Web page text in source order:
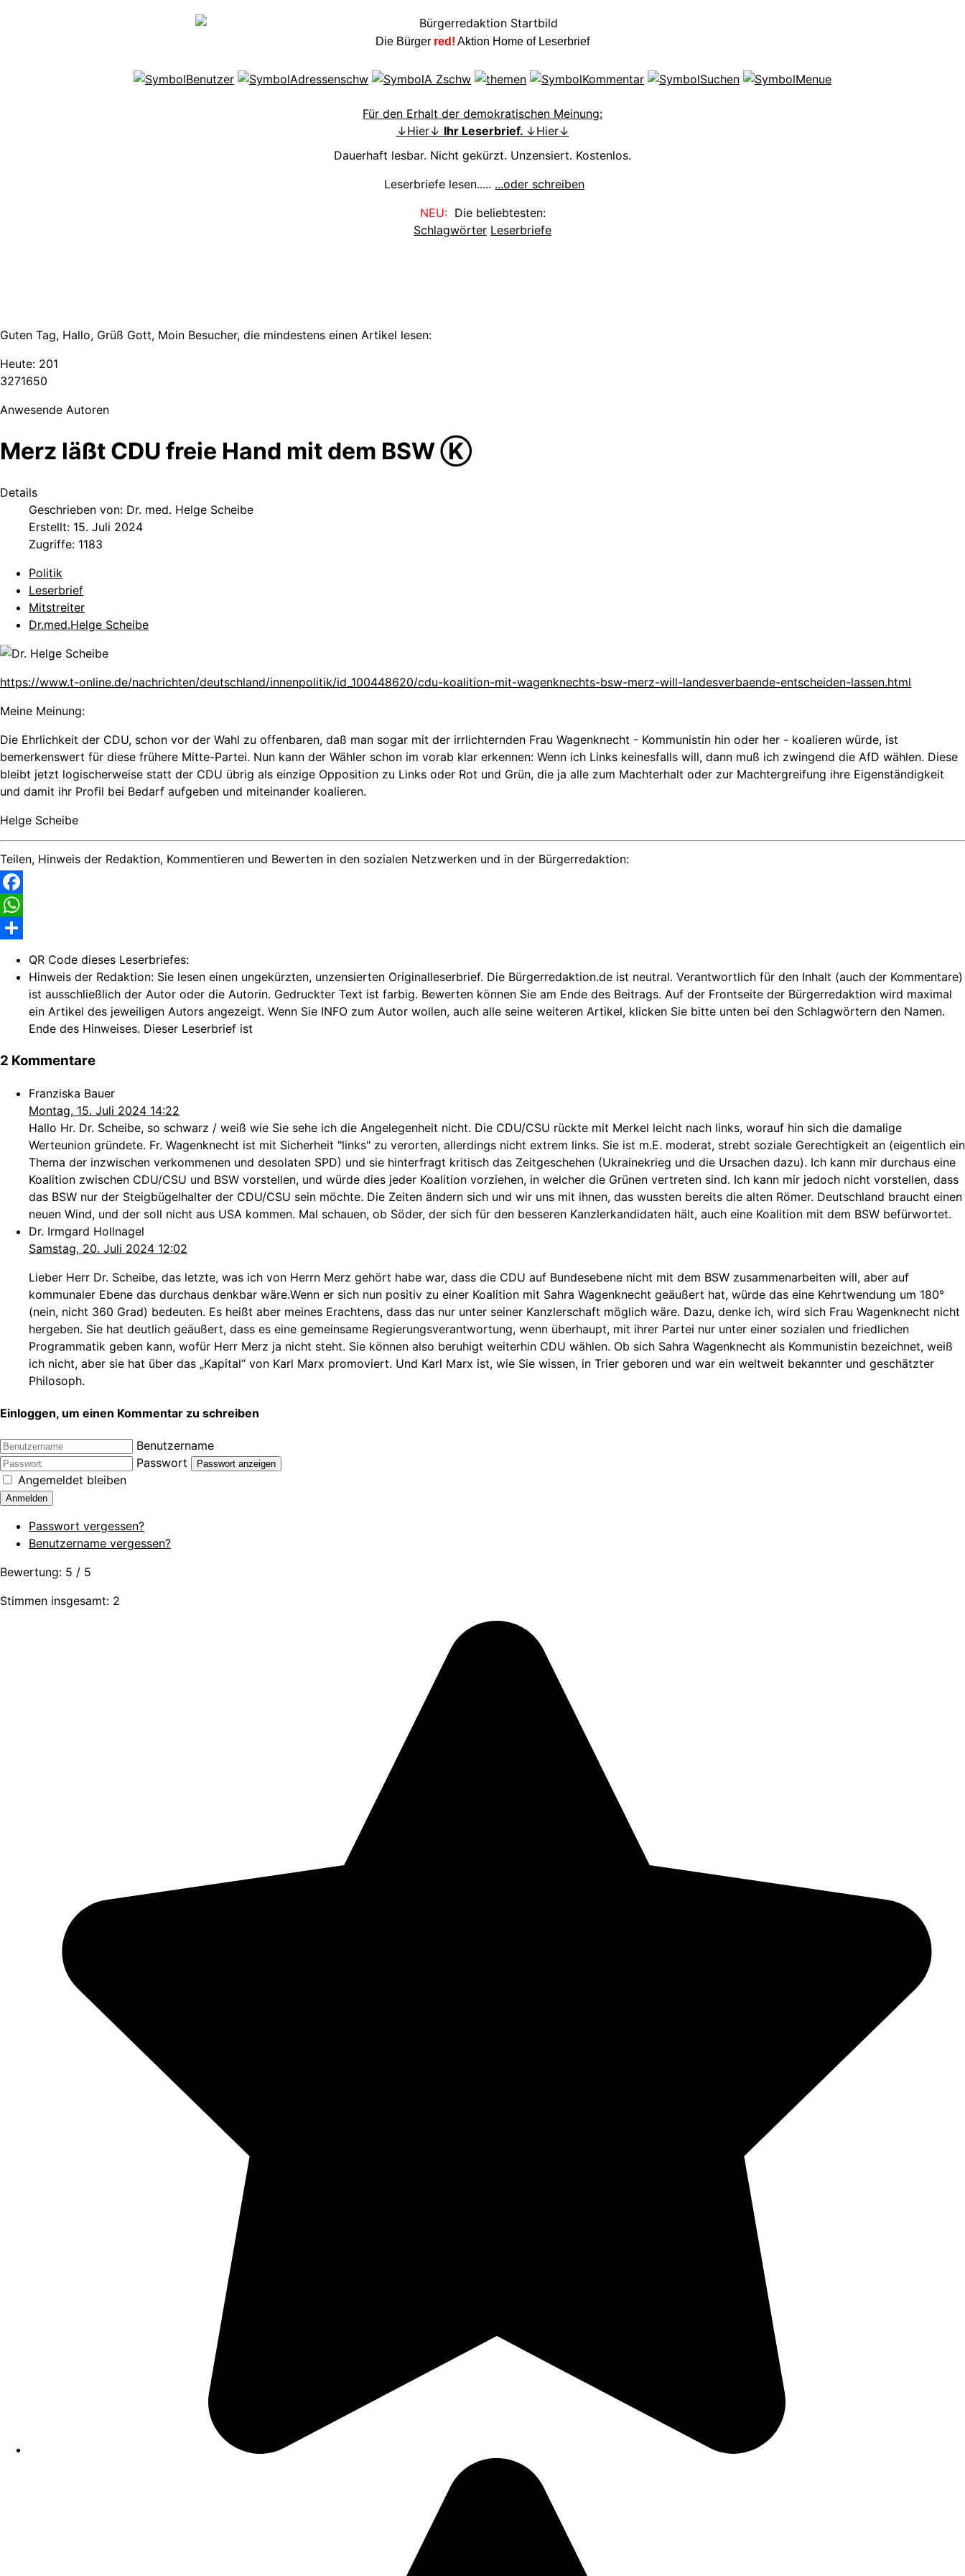
Die Bürger red! Aktion Home of Leserbrief
Für den Erhalt der demokratischen Meinung:
↓Hier↓ Ihr Leserbrief. ↓Hier↓
Dauerhaft lesbar. Nicht gekürzt. Unzensiert. Kostenlos.
Leserbriefe lesen..... ...oder schreiben
NEU:Die beliebtesten:
Schlagwörter Leserbriefe
Guten Tag, Hallo, Grüß Gott, Moin Besucher, die mindestens einen Artikel lesen:
Heute: 201
3271650
Anwesende Autoren
Merz läßt CDU freie Hand mit dem BSW Ⓚ
Details
Geschrieben von: Dr. med. Helge Scheibe
Erstellt: 15. Juli 2024
Zugriffe: 1183
Politik
Leserbrief
Mitstreiter
Dr.med.Helge Scheibe
https://www.t-online.de/nachrichten/deutschland/innenpolitik/id_100448620/cdu-koalition-mit-wagenknechts-bsw-merz-will-landesverbaende-entscheiden-lassen.html
Meine Meinung:
Die Ehrlichkeit der CDU, schon vor der Wahl zu offenbaren, daß man sogar mit der irrlichternden Frau Wagenknecht - Kommunistin hin oder her - koalieren würde, ist
bemerkenswert für diese frühere Mitte-Partei. Nun kann der Wähler schon im vorab klar erkennen: Wenn ich Links keinesfalls will, dann muß ich zwingend die AfD wählen. Diese
bleibt jetzt logischerweise statt der CDU übrig als einzige Opposition zu Links oder Rot und Grün, die ja alle zum Machterhalt oder zur Machtergreifung ihre Eigenständigkeit
und damit ihr Profil bei Bedarf aufgeben und miteinander koalieren.
Helge Scheibe
Teilen, Hinweis der Redaktion, Kommentieren und Bewerten in den sozialen Netzwerken und in der Bürgerredaktion:
Facebook
WhatsApp
QR Code dieses Leserbriefes:
Hinweis der Redaktion: Sie lesen einen ungekürzten, unzensierten Originalleserbrief. Die Bürgerredaktion.de ist neutral. Verantwortlich für den Inhalt (auch der Kommentare)
ist ausschließlich der Autor oder die Autorin. Gedruckter Text ist farbig. Bewerten können Sie am Ende des Beitrags. Auf der Frontseite der Bürgerredaktion wird maximal
ein Artikel des jeweiligen Autors angezeigt. Wenn Sie INFO zum Autor wollen, auch alle seine weiteren Artikel, klicken Sie bitte unten bei den Schlagwörtern den Namen.
Ende des Hinweises. Dieser Leserbrief ist
2 Kommentare
Franziska Bauer
Montag, 15. Juli 2024 14:22
Hallo Hr. Dr. Scheibe, so schwarz / weiß wie Sie sehe ich die Angelegenheit nicht. Die CDU/CSU rückte mit Merkel leicht nach links, worauf hin sich die damalige
Werteunion gründete. Fr. Wagenknecht ist mit Sicherheit "links" zu verorten, allerdings nicht extrem links. Sie ist m.E. moderat, strebt soziale Gerechtigkeit an (eigentlich ein
Thema der inzwischen verkommenen und desolaten SPD) und sie hinterfragt kritisch das Zeitgeschehen (Ukrainekrieg und die Ursachen dazu). Ich kann mir durchaus eine
Koalition zwischen CDU/CSU und BSW vorstellen, und würde dies jeder Koalition vorziehen, in welcher die Grünen vertreten sind. Ich kann mir jedoch nicht vorstellen, dass
das BSW nur der Steigbügelhalter der CDU/CSU sein möchte. Die Zeiten ändern sich und wir uns mit ihnen, das wussten bereits die alten Römer. Deutschland braucht einen
neuen Wind, und der soll nicht aus USA kommen. Mal schauen, ob Söder, der sich für den besseren Kanzlerkandidaten hält, auch eine Koalition mit dem BSW befürwortet.
Dr. Irmgard Hollnagel
Samstag, 20. Juli 2024 12:02
Lieber Herr Dr. Scheibe, das letzte, was ich von Herrn Merz gehört habe war, dass die CDU auf Bundesebene nicht mit dem BSW zusammenarbeiten will, aber auf
kommunaler Ebene das durchaus denkbar wäre.Wenn er sich nun positiv zu einer Koalition mit Sahra Wagenknecht geäußert hat, würde das eine Kehrtwendung um 180°
(nein, nicht 360 Grad) bedeuten. Es heißt aber meines Erachtens, dass das nur unter seiner Kanzlerschaft möglich wäre. Dazu, denke ich, wird sich Frau Wagenknecht nicht
hergeben. Sie hat deutlich geäußert, dass es eine gemeinsame Regierungsverantwortung, wenn überhaupt, mit ihrer Partei nur unter einer sozialen und friedlichen
Programmatik geben kann, wofür Herr Merz ja nicht steht. Sie können also beruhigt weiterhin CDU wählen. Ob sich Sahra Wagenknecht als Kommunistin bezeichnet, weiß
ich nicht, aber sie hat über das „Kapital“ von Karl Marx promoviert. Und Karl Marx ist, wie Sie wissen, in Trier geboren und war ein weltweit bekannter und geschätzter
Philosoph.
Einloggen, um einen Kommentar zu schreiben
Benutzername
Passwort
Passwort anzeigen
Angemeldet bleiben
Anmelden
Passwort vergessen?
Benutzername vergessen?
Bewertung: 5 / 5
Stimmen insgesamt: 2